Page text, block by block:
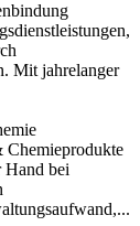
Mit jahrelanger
Chemieprodukte
Hand bei